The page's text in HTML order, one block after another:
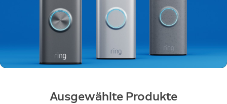
Ausgewählte Produkte